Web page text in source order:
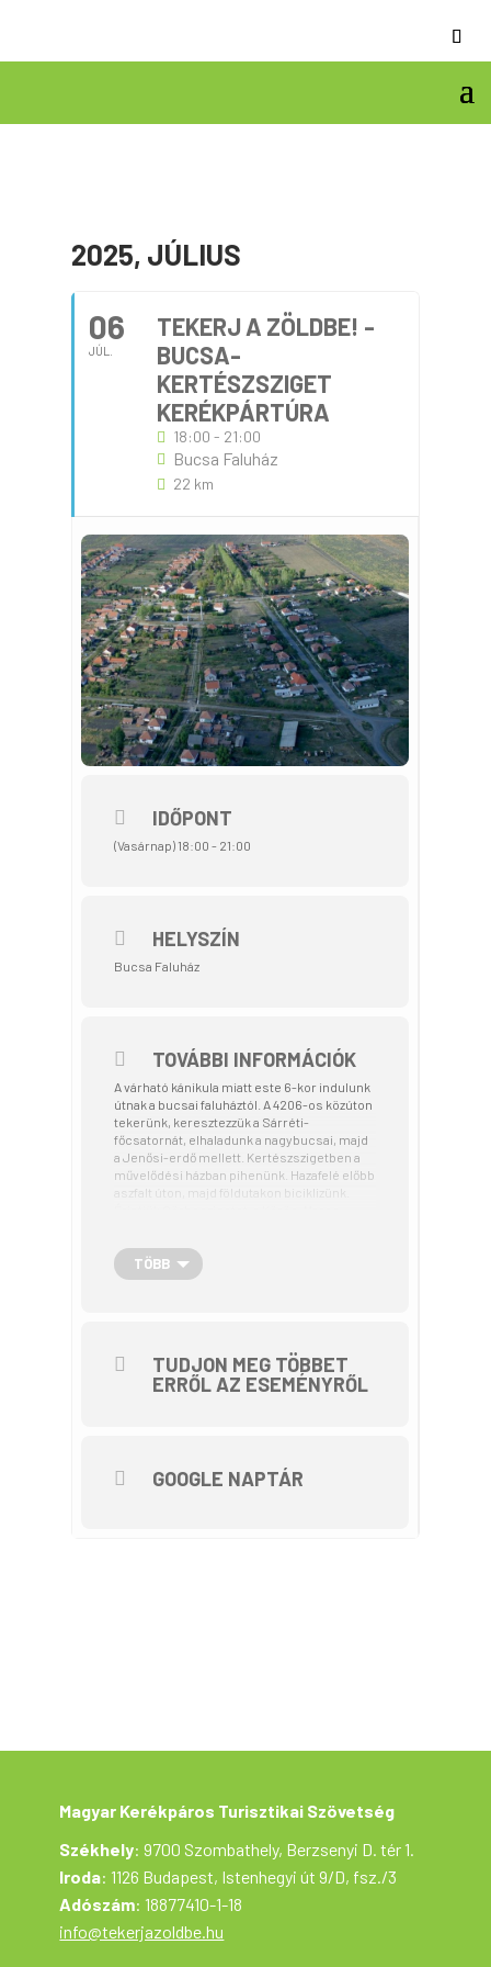
2025, JÚLIUS
06
JÚL.
TEKERJ A ZÖLDBE! -
BUCSA-
KERTÉSZSZIGET
KERÉKPÁRTÚRA
18:00 - 21:00
Bucsa Faluház
22 km
IDŐPONT
(Vasárnap) 18:00 - 21:00
HELYSZÍN
Bucsa Faluház
TOVÁBBI INFORMÁCIÓK
A várható kánikula miatt este 6-kor indulunk
útnak a bucsai faluháztól. A 4206-os közúton
tekerünk, keresztezzük a Sárréti-
főcsatornát, elhaladunk a nagybucsai, majd
a Jenősi-erdő mellett. Kertészszigetben a
művelődési házban pihenünk. Hazafelé előbb
aszfalt úton, majd földutakon biciklizünk.
feltűnnek a bucsai házak. Alkonyatban
érkezünk vissza a faluházhoz. A kerékpártúra
a Tekerj a Zöldbe! túrasorozat része, ami a
TÖBB
TUDJON MEG TÖBBET
ERRŐL AZ ESEMÉNYRŐL
GOOGLE NAPTÁR
Magyar Kerékpáros Turisztikai Szövetség
Székhely: 9700 Szombathely, Berzsenyi D. tér 1.
Iroda: 1126 Budapest, Istenhegyi út 9/D, fsz./3
Adószám: 18877410-1-18
info@tekerjazoldbe.hu